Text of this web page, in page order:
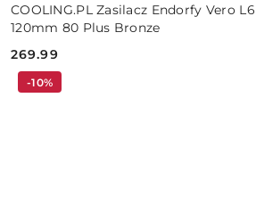
COOLING.PL Zasilacz Endorfy Vero
120mm 80 Plus Bronze
Cena:
269.99
-10%